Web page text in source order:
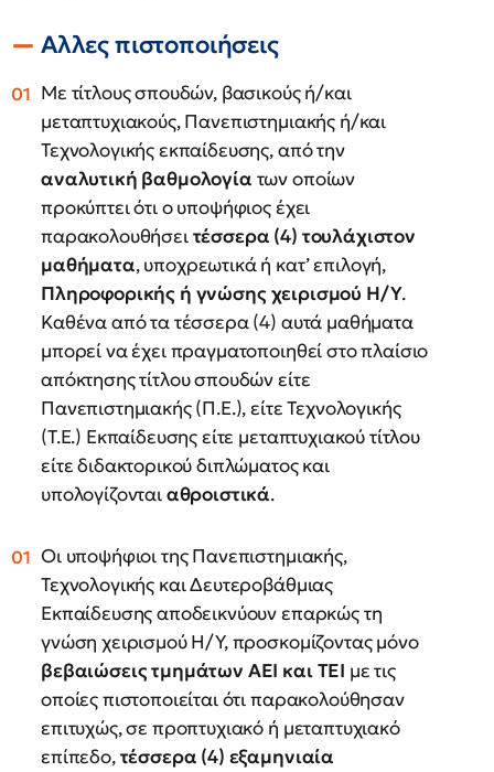
Αλλες πιστοποιήσεις
Με τίτλους σπουδών, βασικούς ή/και
μεταπτυχιακούς, Πανεπιστημιακής ή/και
Τεχνολογικής εκπαίδευσης, από την
αναλυτική βαθμολογία των οποίων
προκύπτει ότι ο υποψήφιος έχει
παρακολουθήσειτέσσερα (4) τουλάχιστον
μαθήματα, υποχρεωτικά ή κατ’ επιλογή,
Πληροφορικής ή γνώσηςχειρισμού Η/Υ.
Καθένα από τα τέσσερα (4) αυτά μαθήματα
μπορεί να έχει πραγματοποιηθεί στο πλαίσιο
απόκτησης τίτλου σπουδών είτε
Πανεπιστημιακής (Π.Ε.), είτε Τεχνολογικής
(Τ.Ε.) Εκπαίδευσης είτε μεταπτυχιακού τίτλου
είτε διδακτορικού διπλώματος και
υπολογίζονταιαθροιστικά.
Οι υποψήφιοι της Πανεπιστημιακής,
Τεχνολογικής και Δευτεροβάθμιας
Εκπαίδευσης αποδεικνύουν επαρκώς τη
γνώση χειρισμού Η/Υ, προσκομίζοντας μόνο
βεβαιώσεις τμημάτων ΑΕΙ και ΤΕΙ με τις
οποίες πιστοποιείται ότι παρακολούθησαν
επιτυχώς, σε προπτυχιακό ή μεταπτυχιακό
επίπεδο,τέσσερα (4) εξαμηνιαία